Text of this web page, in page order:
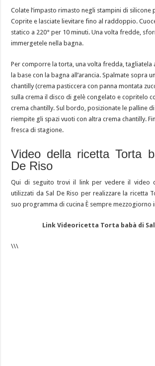
Colate l’impasto rimasto negli stampini di silicone
Coprite e lasciate lievitare fino al raddoppio.
statico a 220° per 10 minuti. Una volta fredde,
immergetele nella bagna.
Per comporre la torta, una volta fredda, tagliatela
la base con la bagna all’arancia. Spalmate sopra
chantilly (crema pasticcera con panna montata
sulla crema il disco di gelè congelato e copritelo
crema chantilly. Sul bordo, posizionate le palline
riempite gli spazi vuoti con altra crema chantilly.
fresca di stagione.
Video della ricetta Torta
De Riso
Qui di seguito trovi il link per vedere il video
utilizzati da Sal De Riso per realizzare la ricetta
suo programma di cucina È sempre mezzogiorno
Link Videoricetta Torta babà di Sal
\\\